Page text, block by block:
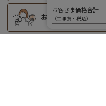
お客さま価格合計
（工事費・税込）
お支払い方法